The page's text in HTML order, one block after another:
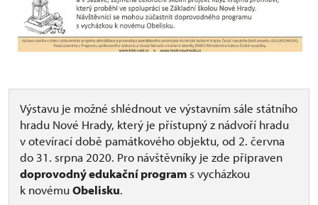
Výstavu je možné shlédnout ve výstavním sále státního
hradu Nové Hrady, který je přístupný z nádvoří hradu
v otevírací době památkového objektu, od 2. června
do 31. srpna 2020. Pro návštěvníky je zde připraven
doprovodný edukační programs vycházkou
k novémuObelisku.